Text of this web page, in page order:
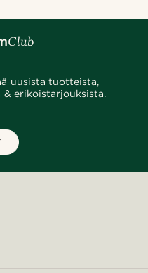
uusista tuotteista,
erikoistarjouksista.